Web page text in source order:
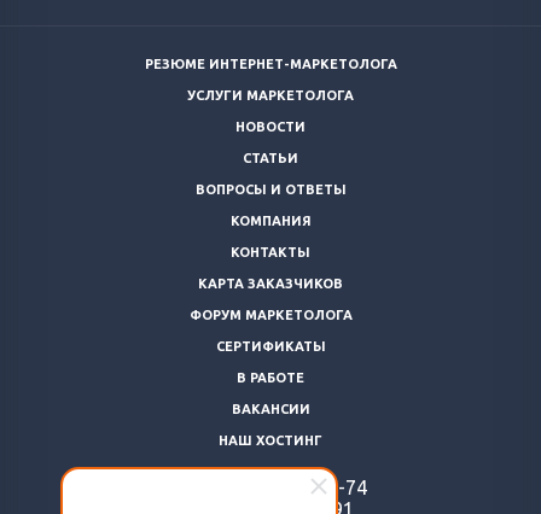
РЕЗЮМЕ ИНТЕРНЕТ-МАРКЕТОЛОГА
УСЛУГИ МАРКЕТОЛОГА
НОВОСТИ
СТАТЬИ
ВОПРОСЫ И ОТВЕТЫ
КОМПАНИЯ
КОНТАКТЫ
КАРТА ЗАКАЗЧИКОВ
ФОРУМ МАРКЕТОЛОГА
СЕРТИФИКАТЫ
В РАБОТЕ
ВАКАНСИИ
НАШ ХОСТИНГ
922-48-74
869-64-91